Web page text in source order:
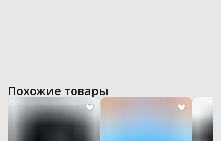
Похожие товары